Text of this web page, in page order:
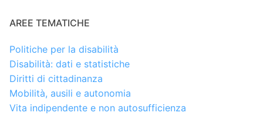
AREE TEMATICHE
Politiche per la disabilità
Disabilità: dati e statistiche
Diritti di cittadinanza
Mobilità, ausili e autonomia
Vita indipendente e non autosufficienza